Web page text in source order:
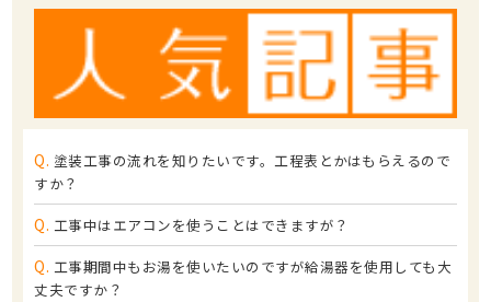
Q. 塗装工事の流れを知りたいです。工程表とかはもらえるので
すか？
Q. 工事中はエアコンを使うことはできますが？
Q. 工事期間中もお湯を使いたいのですが給湯器を使用しても大
丈夫ですか？